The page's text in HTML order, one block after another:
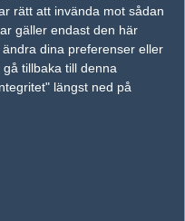
rätt att invända mot sådan
gäller endast den här
dina preferenser eller
tillbaka till denna
längst ned på